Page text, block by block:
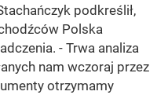
podkreślił,
Polska
- Trwa analiza
nam wczoraj przez
otrzymamy